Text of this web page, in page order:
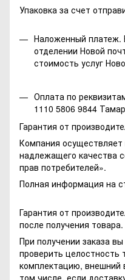
Упаковка за счет
Наложенный платеж.
отделении Новой
стоимость услуг
Оплата по
1110 5806 9844
Гарантия от
Компания
надлежащего качества
прав потребителей».
Полная информация на
Гарантия от
после получения товара.
При получении заказа
проверить целостность
комплектацию, внешний
том числе, если